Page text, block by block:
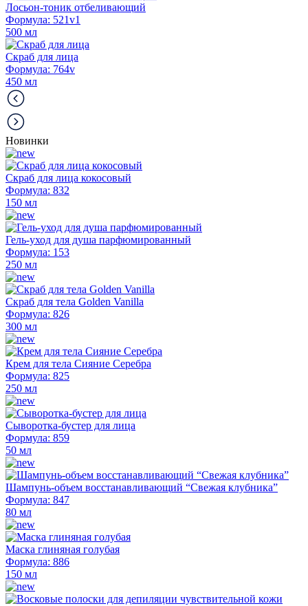
Лосьон-тоник отбеливающий
Формула: 521v1
500 мл
Скраб для лица
Формула: 764v
450 мл
Новинки
Скраб для лица кокосовый
Формула: 832
150 мл
Гель-уход для душа парфюмированный
Формула: 153
250 мл
Скраб для тела Golden Vanilla
Формула: 826
300 мл
Крем для тела Сияние Серебра
Формула: 825
250 мл
Сыворотка-бустер для лица
Формула: 859
50 мл
Шампунь-объем восстанавливающий “Свежая клубника”
Формула: 847
80 мл
Маска глиняная голубая
Формула: 886
150 мл